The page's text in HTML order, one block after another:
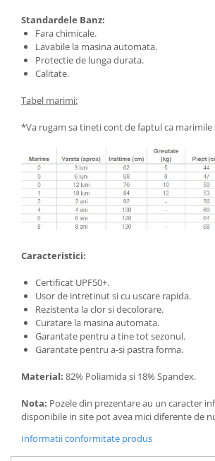
Standardele Banz:
Fara chimicale.
Lavabile la masina automata.
Protectie de lunga durata​​​​​​.
Calitate.
Tabel marimi:
*Va rugam sa tineti cont de faptul ca
Caracteristici:
Certificat UPF50+.
Usor de intretinut si cu uscare rapida.
Rezistenta la clor si decolorare.
Curatare la masina automata.
Garantate pentru a tine tot sezonul.
Garantate pentru a-si pastra forma.
Material: 82% Poliamida si 18% Spandex.
Nota: Pozele din prezentare au un caracter
disponibile in site pot avea mici diferente de
Informatii conformitate produs